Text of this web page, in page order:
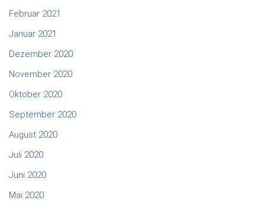
Februar 2021
Januar 2021
Dezember 2020
November 2020
Oktober 2020
September 2020
August 2020
Juli 2020
Juni 2020
Mai 2020